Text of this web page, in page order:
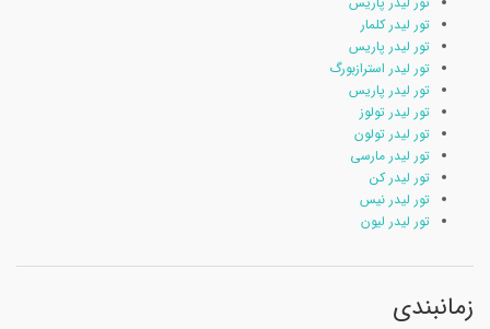
تور لیدر کلمار
تور لیدر پاریس
تور لیدر استرازبورگ
تور لیدر پاریس
تور لیدر تولوز
تور لیدر تولون
تور لیدر مارسی
تور لیدر کن
تور لیدر نیس
تور لیدر لیون
زمانبندی